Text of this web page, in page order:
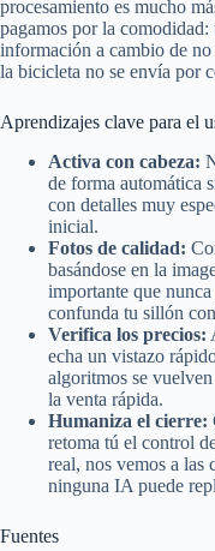
procesamiento es mucho
pagamos por la comodidad:
información a cambio de
la bicicleta no se envía por
Aprendizajes clave para el
Activa con cabeza:
de forma automática
con detalles muy
inicial.
Fotos de calidad:
basándose en la
importante que
confunda tu sillón
Verifica los precios:
echa un vistazo
algoritmos se
la venta rápida.
Humaniza el cierre:
retoma tú el control
real, nos vemos a las
ninguna IA puede
Fuentes